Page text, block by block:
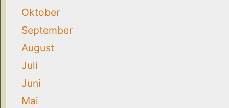
Oktober
September
August
Juli
Juni
Mai